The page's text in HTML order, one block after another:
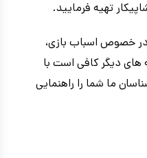
تهیه فرمایید.
خصوص اسباب بازی،
های دیگر کافی است با
ما شما را راهنمایی